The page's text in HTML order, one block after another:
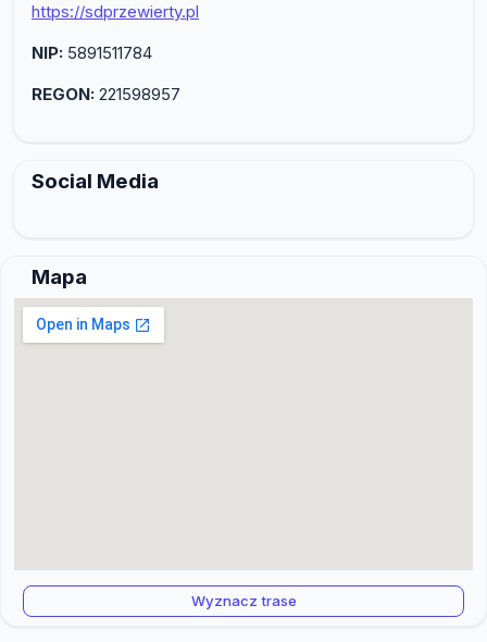
https://sdprzewierty.pl
NIP: 5891511784
REGON: 221598957
Social Media
Mapa
Wyznacz trase